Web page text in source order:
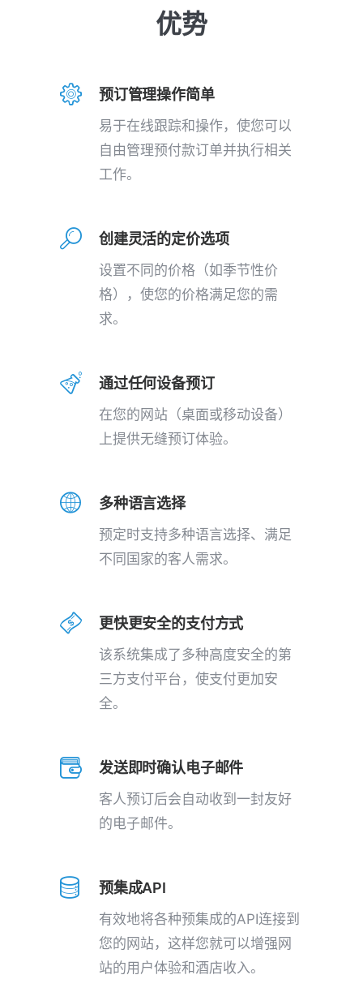
优势
预订管理操作简单
易于在线跟踪和操作，使您可以
自由管理预付款订单并执行相关
工作。
创建灵活的定价选项
设置不同的价格（如季节性价
格），使您的价格满足您的需
求。
通过任何设备预订
在您的网站（桌面或移动设备）
上提供无缝预订体验。
多种语言选择
预定时支持多种语言选择、满足
不同国家的客人需求。
更快更安全的支付方式
该系统集成了多种高度安全的第
三方支付平台，使支付更加安
全。
发送即时确认电子邮件
客人预订后会自动收到一封友好
的电子邮件。
预集成API
有效地将各种预集成的API连接到
您的网站，这样您就可以增强网
站的用户体验和酒店收入。